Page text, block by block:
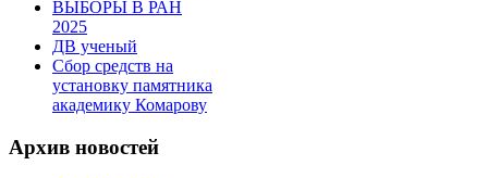
ВЫБОРЫ В РАН
2025
ДВ ученый
Сбор средств на
установку памятника
академику Комарову
Архив новостей